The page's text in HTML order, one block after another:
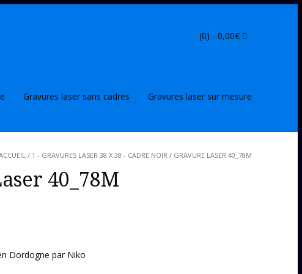
(0) - 0,00€
Gravures laser sans cadres Gravures laser sur mesure
/ 1 - GRAVURES LASER 38 X 38 - CADRE NOIR / GRAVURE LASER 40_78M
40_78M
Dordogne par Niko